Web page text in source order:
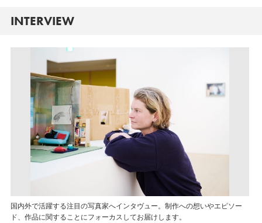
INTERVIEW
国内外で活躍する注目の写真家へインタヴュー。制作への想いやエピソー
ド、作品に関することにフォーカスしてお届けします。